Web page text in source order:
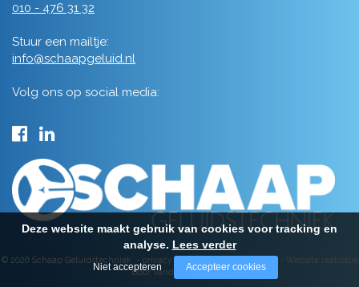
010 - 476 31 32
Stuur een mailtje:
info@schaapgeluid.nl
Volg ons op social media:
© 2026 Schaap Geluidstechniek - privacy - algemene voorwaarden- Website realisatie
door Vanderperk Groep
Deze website maakt gebruik van cookies voor tracking en
analyse. Lees verder
Niet accepteren Accepteer cookies